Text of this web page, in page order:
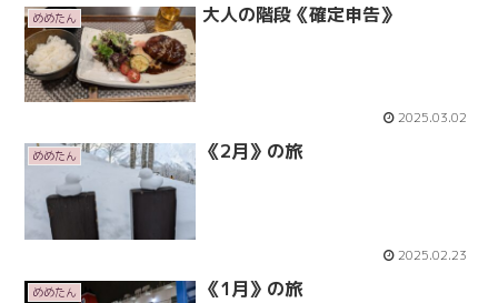
めめたん 大人の階段《確定申告》
2025.03.02
めめたん 《2月》の旅
2025.02.23
めめたん 《1月》の旅